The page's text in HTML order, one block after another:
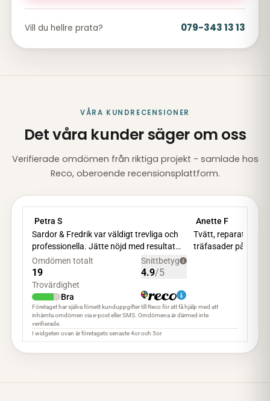
Vill du hellre prata? 079-343 13 13
VÅRA KUNDRECENSIONER
Det våra kunder säger om oss
Verifierade omdömen från riktiga projekt - samlade hos
Reco, oberoende recensionsplattform.